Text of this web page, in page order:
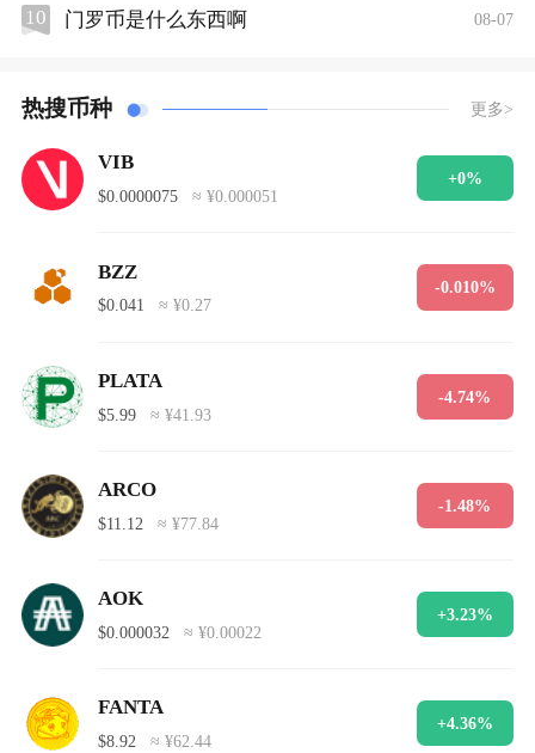
10 门罗币是什么东西啊 08-07
热搜币种 更多>
VIB
$0.0000075 ≈ ¥0.000051
+0%
BZZ
$0.041 ≈ ¥0.27
-0.010%
PLATA
$5.99 ≈ ¥41.93
-4.74%
ARCO
$11.12 ≈ ¥77.84
-1.48%
AOK
$0.000032 ≈ ¥0.00022
+3.23%
FANTA
$8.92 ≈ ¥62.44
+4.36%